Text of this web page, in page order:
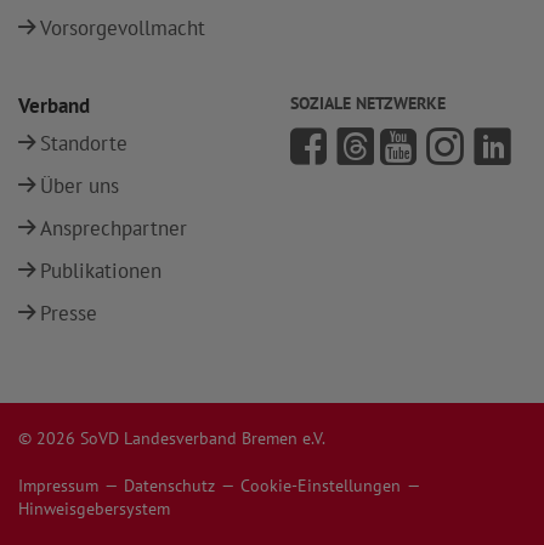
Vorsorgevollmacht
Verband
Standorte
Über uns
Ansprechpartner
Publikationen
Presse
SOZIALE NETZWERKE
© 2026 SoVD Landesverband Bremen e.V.
Impressum Datenschutz
Cookie-Einstellungen
Hinweisgebersystem